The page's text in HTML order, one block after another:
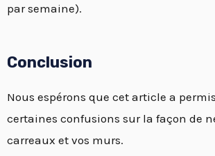
par semaine).
Conclusion
Nous espérons que cet article a
certaines confusions sur la façon de
carreaux et vos murs.